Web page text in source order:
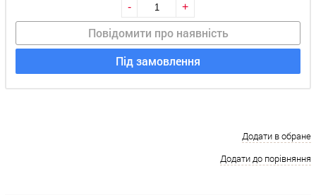
- +
Повідомити про наявність
Під замовлення
Додати в обране
Додати до порівняння